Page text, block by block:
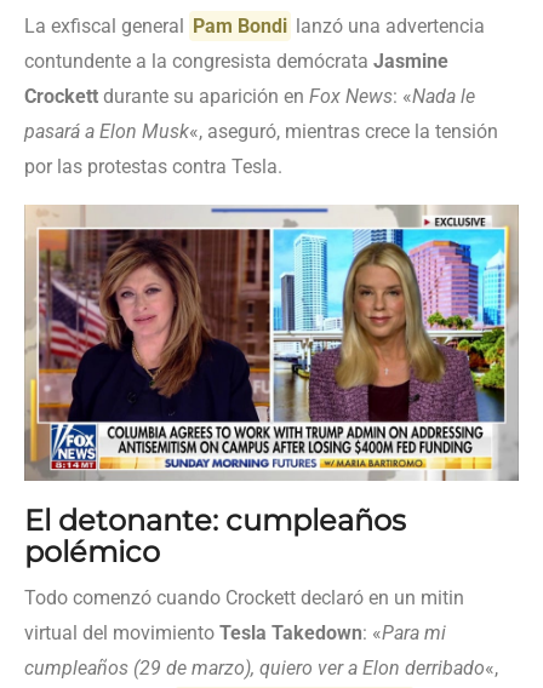
La exfiscal general Pam Bondi lanzó una advertencia
contundente a la congresista demócrata Jasmine
Crockett durante su aparición en Fox News: «Nada le
pasará a Elon Musk«, aseguró, mientras crece la tensión
por las protestas contra Tesla.
El detonante: cumpleaños
polémico
Todo comenzó cuando Crockett declaró en un mitin
virtual del movimiento Tesla Takedown: «Para mi
cumpleaños (29 de marzo), quiero ver a Elon derribado«,